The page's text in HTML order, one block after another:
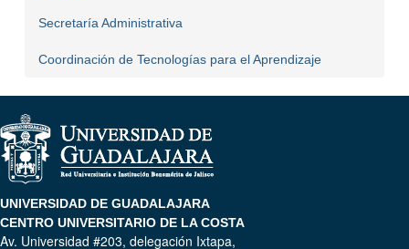
Secretaría Administrativa
Coordinación de Tecnologías para el Aprendizaje
UNIVERSIDAD DE GUADALAJARA
CENTRO UNIVERSITARIO DE LA COSTA
Av. Universidad #203, delegación Ixtapa,